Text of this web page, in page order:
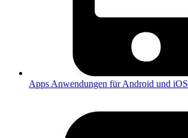
Apps Anwendungen für Android und iOS